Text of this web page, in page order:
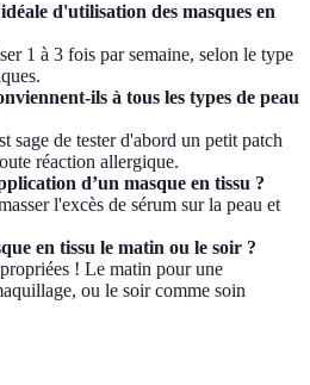
d'utilisation des masques en
1 à 3 fois par semaine, selon le type
ils à tous les types de peau
sage de tester d'abord un petit patch
réaction allergique.
d’un masque en tissu ?
l'excès de sérum sur la peau et
en tissu le matin ou le soir ?
! Le matin pour une
ou le soir comme soin